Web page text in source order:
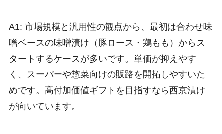
A1: 市場規模と汎用性の観点から、最初は合わせ味
噌ベースの味噌漬け（豚ロース・鶏もも）からス
タートするケースが多いです。単価が抑えやす
く、スーパーや惣菜向けの販路を開拓しやすいた
めです。高付加価値ギフトを目指すなら西京漬け
が向いています。